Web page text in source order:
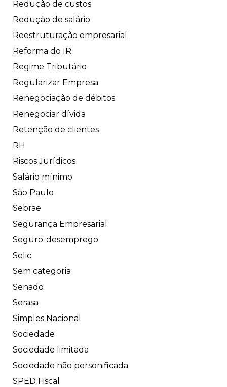
Redução de custos
Redução de salário
Reestruturação empresarial
Reforma do IR
Regime Tributário
Regularizar Empresa
Renegociação de débitos
Renegociar dívida
Retenção de clientes
RH
Riscos Jurídicos
Salário mínimo
São Paulo
Sebrae
Segurança Empresarial
Seguro-desemprego
Selic
Sem categoria
Senado
Serasa
Simples Nacional
Sociedade
Sociedade limitada
Sociedade não personificada
SPED Fiscal